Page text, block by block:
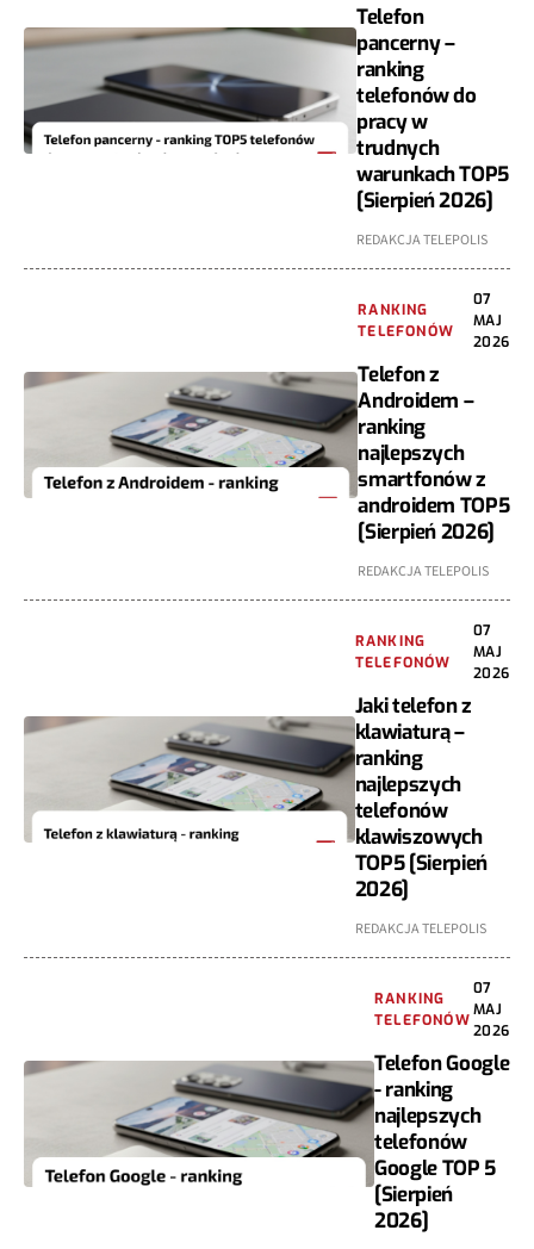
Telefon
pancerny –
ranking
telefonów do
pracy w
trudnych
warunkach TOP5
[Sierpień 2026]
REDAKCJA TELEPOLIS
RANKING
TELEFONÓW
07
MAJ
2026
Telefon z
Androidem –
ranking
najlepszych
smartfonów z
androidem TOP5
[Sierpień 2026]
REDAKCJA TELEPOLIS
RANKING
TELEFONÓW
07
MAJ
2026
Jaki telefon z
klawiaturą –
ranking
najlepszych
telefonów
klawiszowych
TOP5 [Sierpień
2026]
REDAKCJA TELEPOLIS
RANKING
TELEFONÓW
07
MAJ
2026
Telefon Google
- ranking
najlepszych
telefonów
Google TOP 5
[Sierpień
2026]